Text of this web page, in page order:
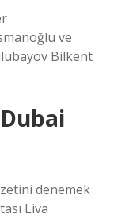
ve
Bilkent
denemek
Liva